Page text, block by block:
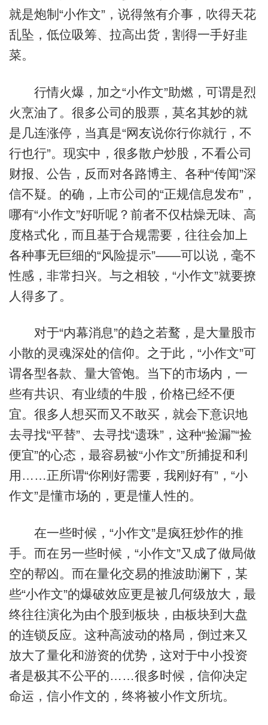
就是炮制“小作文”，说得煞有介事，吹得天花
乱坠，低位吸筹、拉高出货，割得一手好韭
菜。
行情火爆，加之“小作文”助燃，可谓是烈
火烹油了。很多公司的股票，莫名其妙的就
是几连涨停，当真是“网友说你行你就行，不
行也行”。现实中，很多散户炒股，不看公司
财报、公告，反而对各路博主、各种“传闻”深
信不疑。的确，上市公司的“正规信息发布”，
哪有“小作文”好听呢？前者不仅枯燥无味、高
度格式化，而且基于合规需要，往往会加上
各种事无巨细的“风险提示”——可以说，毫不
性感，非常扫兴。与之相较，“小作文”就要撩
人得多了。
对于“内幕消息”的趋之若鹜，是大量股市
小散的灵魂深处的信仰。之于此，“小作文”可
谓各型各款、量大管饱。当下的市场内，一
些有共识、有业绩的牛股，价格已经不便
宜。很多人想买而又不敢买，就会下意识地
去寻找“平替”、去寻找“遗珠”，这种“捡漏”“捡
便宜”的心态，最容易被“小作文”所捕捉和利
用……正所谓“你刚好需要，我刚好有”，“小
作文”是懂市场的，更是懂人性的。
在一些时候，“小作文”是疯狂炒作的推
手。而在另一些时候，“小作文”又成了做局做
空的帮凶。而在量化交易的推波助澜下，某
些“小作文”的爆破效应更是被几何级放大，最
终往往演化为由个股到板块，由板块到大盘
的连锁反应。这种高波动的格局，倒过来又
放大了量化和游资的优势，这对于中小投资
者是极其不公平的……很多时候，信仰决定
命运，信小作文的，终将被小作文所坑。